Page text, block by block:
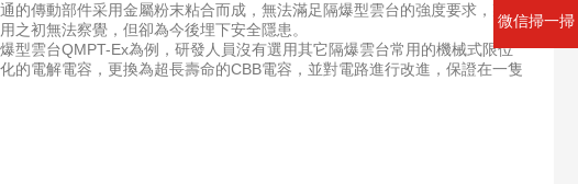
動部件采用金屬粉末粘合而成，無法滿足隔爆型雲台的強度要求，某些
初無法察覺，但卻為今後埋下安全隱患。
雲台QMPT-Ex為例，研發人員沒有選用其它隔爆雲台常用的機械式限位
電解電容，更換為超長壽命的CBB電容，並對電路進行改進，保證在一隻
微信掃一掃